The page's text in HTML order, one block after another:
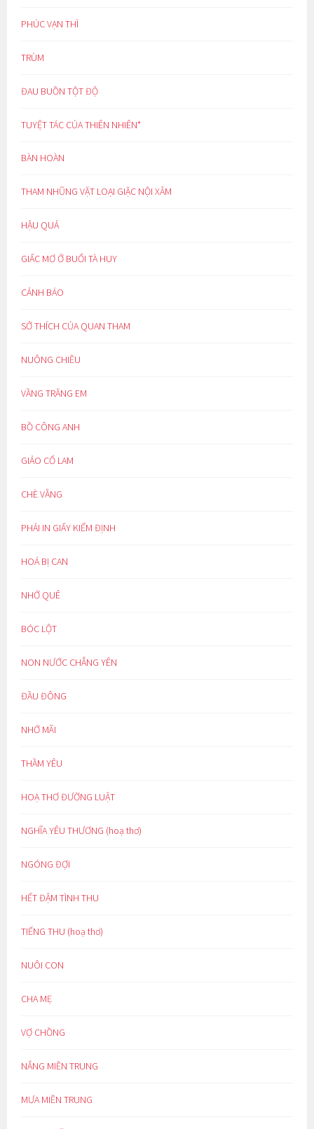
PHÚC VẠN THÌ
TRÙM
ĐAU BUỒN TỘT ĐỘ
TUYỆT TÁC CỦA THIÊN NHIÊN*
BÀN HOÀN
THAM NHŨNG VẶT LOẠI GIẶC NỘI XÂM
HẬU QUẢ
GIẤC MƠ Ở BUỔI TÀ HUY
CẢNH BÁO
SỞ THÍCH CỦA QUAN THAM
NUÔNG CHIỀU
VẦNG TRĂNG EM
BỒ CÔNG ANH
GIẢO CỔ LAM
CHÈ VẰNG
PHẢI IN GIẤY KIỂM ĐỊNH
HOÁ BỊ CAN
NHỚ QUÊ
BÓC LỘT
NON NƯỚC CHẲNG YÊN
ĐẦU ĐÔNG
NHỚ MÃI
THẦM YÊU
HOẠ THƠ ĐƯỜNG LUẬT
NGHĨA YÊU THƯƠNG (hoạ thơ)
NGÓNG ĐỢI
HẾT ĐẬM TÌNH THU
TIẾNG THU (hoạ thơ)
NUÔI CON
CHA MẸ
VỢ CHỒNG
NẮNG MIỀN TRUNG
MƯA MIỀN TRUNG